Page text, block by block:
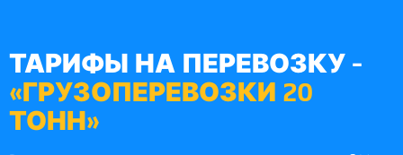
ТАРИФЫ НА ПЕРЕВОЗКУ -
«ГРУЗОПЕРЕВОЗКИ 20
ТОНН»